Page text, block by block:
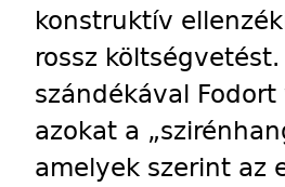
konstruktív
rossz
szándékával
azokat a
amelyek szerint az